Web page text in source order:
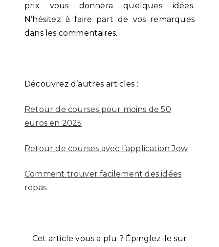
prix vous donnera quelques idées.
N’hésitez à faire part de vos remarques
dans les commentaires.
Découvrez d’autres articles :
Retour de courses pour moins de 50
euros en 2025
Retour de courses avec l’application Jow
Comment trouver facilement des idées
repas
Cet article vous a plu ? Épinglez-le sur